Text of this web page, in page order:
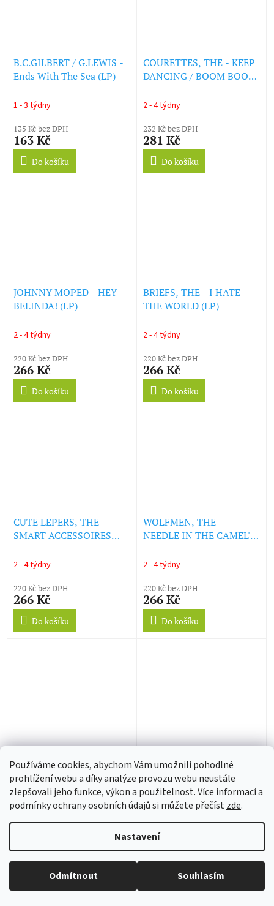
Používáme cookies, abychom Vám umožnili pohodlné
prohlížení webu a díky analýze provozu webu neustále
zlepšovali jeho funkce, výkon a použitelnost. Více informací a
podmínky ochrany osobních údajů si můžete přečístzde.
Nastavení
Odmítnout Souhlasím
B.C.GILBERT / G.LEWIS -
Ends With The Sea (LP)
1 - 3 týdny
135 Kč bez DPH
163 Kč
Do košíku
COURETTES, THE - KEEP
DANCING / BOOM BOOM
2 - 4 týdny
232 Kč bez DPH
281 Kč
Do košíku
JOHNNY MOPED - HEY
BELINDA! (LP)
2 - 4 týdny
220 Kč bez DPH
266 Kč
Do košíku
BRIEFS, THE - I HATE
THE WORLD (LP)
2 - 4 týdny
220 Kč bez DPH
266 Kč
Do košíku
CUTE LEPERS, THE -
SMART ACCESSOIRES
2 - 4 týdny
220 Kč bez DPH
266 Kč
Do košíku
WOLFMEN, THE -
NEEDLE IN THE CAMEL'S
2 - 4 týdny
220 Kč bez DPH
266 Kč
Do košíku
SCAPEGOATS - GIRLS &
BOYS (LP)
2 - 4 týdny
266 Kč
Do košíku
2 - 4 týdny
281 Kč
Do košíku